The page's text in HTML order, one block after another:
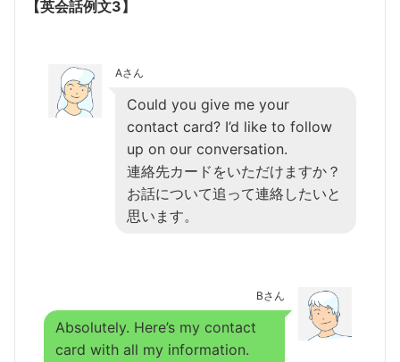
【英会話例文3】
Aさん
Could you give me your
contact card? I’d like to follow
up on our conversation.
連絡先カードをいただけますか？
お話について追って連絡したいと
思います。
Bさん
Absolutely. Here’s my contact
card with all my information.